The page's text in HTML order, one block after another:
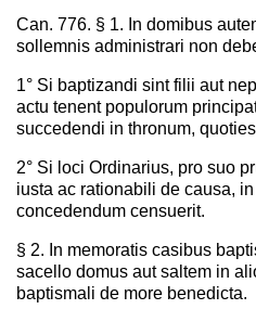
Can. 776. § 1. In domibus
sollemnis administrari non
1° Si baptizandi sint filii aut
actu tenent populorum
succedendi in thronum,
2° Si loci Ordinarius, pro suo
iusta ac rationabili de causa,
concedendum censuerit.
§ 2. In memoratis casibus
sacello domus aut saltem in
baptismali de more benedicta.